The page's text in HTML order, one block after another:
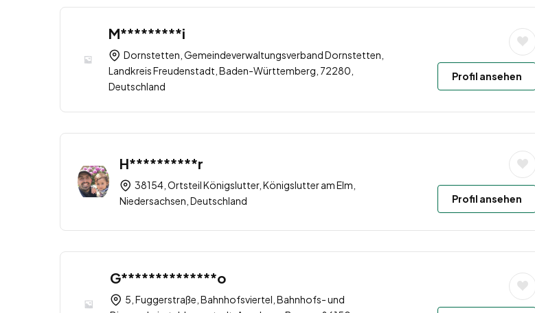
M*********i
Dornstetten, Gemeindeverwaltungsverband Dornstetten,
Landkreis Freudenstadt, Baden-Württemberg, 72280,
Deutschland
Profil ansehen
H**********r
38154, Ortsteil Königslutter, Königslutter am Elm,
Niedersachsen, Deutschland
Profil ansehen
G**************o
5, Fuggerstraße, Bahnhofsviertel, Bahnhofs- und